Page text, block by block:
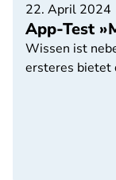
22. April 2024
App-Test
Wissen ist
ersteres bietet